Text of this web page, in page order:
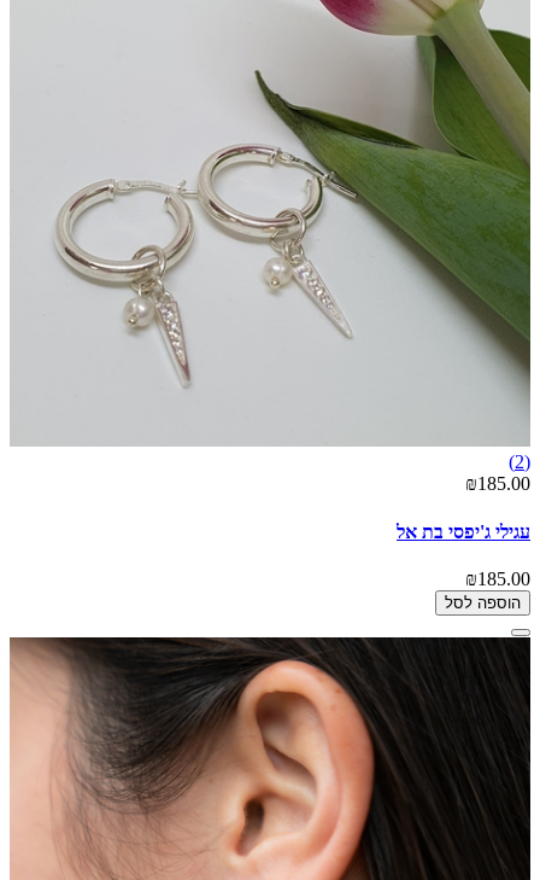
(2)
₪185.00
עגילי ג'יפסי בת אל
₪185.00
הוספה לסל